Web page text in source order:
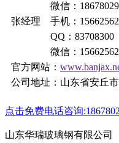
微信：
张经理 手机：
QQ：83708300
微信：
官方网站：
公司地址：山东省安丘
点击免费电话咨询
山东华瑞玻璃钢有限公